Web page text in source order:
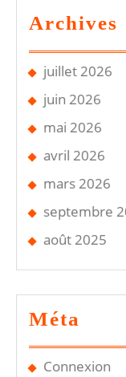
Archives
juillet 2026
juin 2026
mai 2026
avril 2026
mars 2026
septembre
août 2025
Méta
Connexion